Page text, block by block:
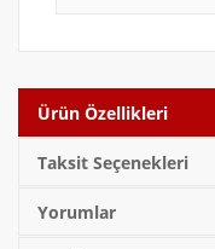
Ürün Özellikleri
Taksit Seçenekleri
Yorumlar